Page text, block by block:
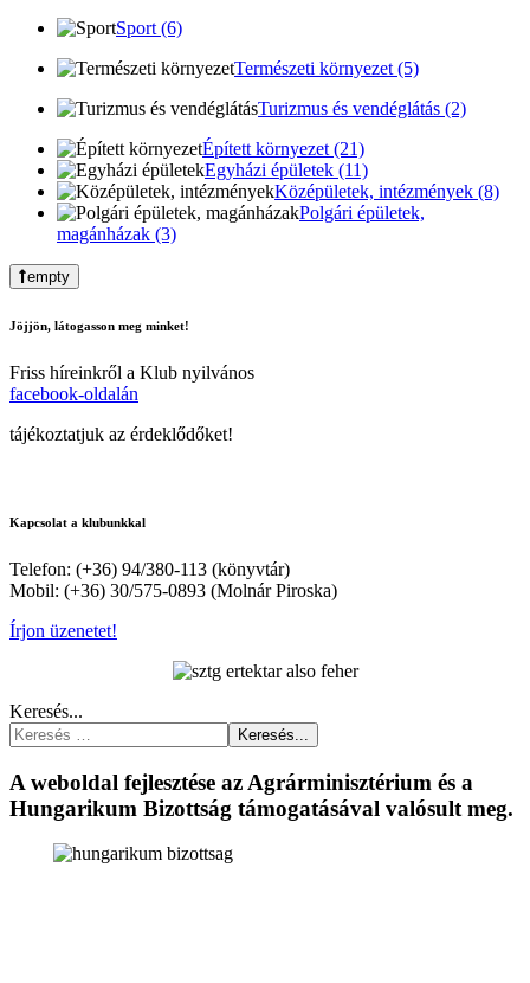
Sport (6)
Természeti környezet (5)
Turizmus és vendéglátás (2)
Épített környezet (21)
Egyházi épületek (11)
Középületek, intézmények (8)
Polgári épületek,
magánházak (3)
empty
Jöjjön, látogasson meg minket!
Friss híreinkről a Klub nyilvános
facebook-oldalán
tájékoztatjuk az érdeklődőket!
Kapcsolat a klubunkkal
Telefon: (+36) 94/380-113 (könyvtár)
Mobil: (+36) 30/575-0893 (Molnár Piroska)
Írjon üzenetet!
Keresés...
Keresés...
A weboldal fejlesztése az Agrárminisztérium és a
Hungarikum Bizottság támogatásával valósult meg.